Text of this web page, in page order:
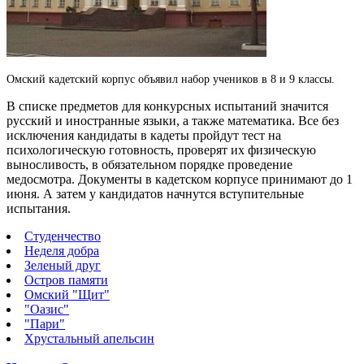
Омский кадетский корпус объявил набор учеников в 8 и 9 классы.
В списке предметов для конкурсных испытаний значится
русский и иностранные языки, а также математика. Все без
исключения кандидаты в кадеты пройдут тест на
психологическую готовность, проверят их физическую
выносливость, в обязательном порядке проведение
медосмотра. Документы в кадетском корпусе принимают до 1
июня. А затем у кандидатов начнутся вступительные
испытания.
Студенчество
Неделя добра
Зеленый друг
Остров памяти
Омский "Щит"
"Оазис"
"Пари"
Хрустальный апельсин